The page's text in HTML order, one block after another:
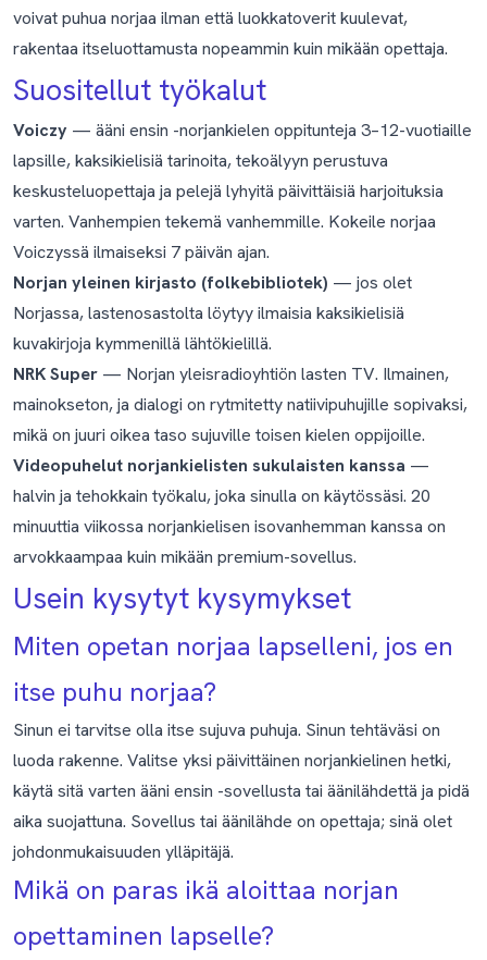
voivat puhua norjaa ilman että luokkatoverit kuulevat,
rakentaa itseluottamusta nopeammin kuin mikään opettaja.
Suositellut työkalut
Voiczy — ääni ensin -norjankielen oppitunteja 3–12-vuotiaille
lapsille, kaksikielisiä tarinoita, tekoälyyn perustuva
keskusteluopettaja ja pelejä lyhyitä päivittäisiä harjoituksia
varten. Vanhempien tekemä vanhemmille. Kokeile norjaa
Voiczyssä ilmaiseksi 7 päivän ajan.
Norjan yleinen kirjasto (folkebibliotek) — jos olet
Norjassa, lastenosastolta löytyy ilmaisia kaksikielisiä
kuvakirjoja kymmenillä lähtökielillä.
NRK Super — Norjan yleisradioyhtiön lasten TV. Ilmainen,
mainokseton, ja dialogi on rytmitetty natiivipuhujille sopivaksi,
mikä on juuri oikea taso sujuville toisen kielen oppijoille.
Videopuhelut norjankielisten sukulaisten kanssa —
halvin ja tehokkain työkalu, joka sinulla on käytössäsi. 20
minuuttia viikossa norjankielisen isovanhemman kanssa on
arvokkaampaa kuin mikään premium-sovellus.
Usein kysytyt kysymykset
Miten opetan norjaa lapselleni, jos en
itse puhu norjaa?
Sinun ei tarvitse olla itse sujuva puhuja. Sinun tehtäväsi on
luoda rakenne. Valitse yksi päivittäinen norjankielinen hetki,
käytä sitä varten ääni ensin -sovellusta tai äänilähdettä ja pidä
aika suojattuna. Sovellus tai äänilähde on opettaja; sinä olet
johdonmukaisuuden ylläpitäjä.
Mikä on paras ikä aloittaa norjan
opettaminen lapselle?